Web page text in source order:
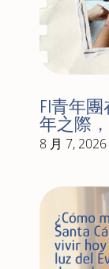
FI青年
年之際
8 月 7, 2026